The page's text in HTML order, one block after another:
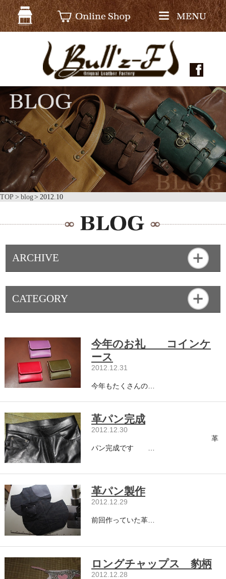
TOP blog 2012.10
ARCHIVE
CATEGORY
今年のお礼 コインケ
ース
2012.12.31
今年もたくさんの…
革パン完成
2012.12.30
革
パン完成です …
革パン製作
2012.12.29
前回作っていた革…
ロングチャップス 豹柄
2012.12.28